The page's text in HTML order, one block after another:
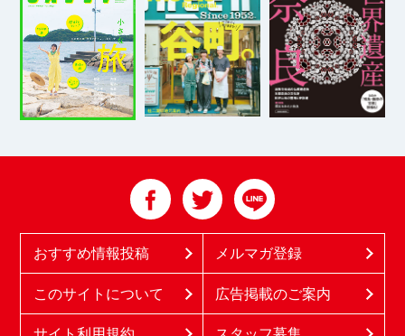
おすすめ情報投稿 メルマガ登録
このサイトについて 広告掲載のご案内